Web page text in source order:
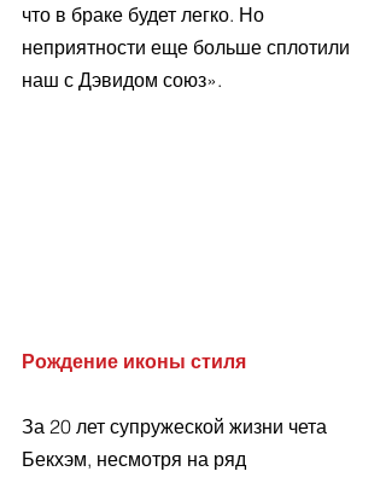
что в браке будет легко. Но
неприятности еще больше сплотили
наш с Дэвидом союз».
Рождение иконы стиля
За 20 лет супружеской жизни чета
Бекхэм, несмотря на ряд